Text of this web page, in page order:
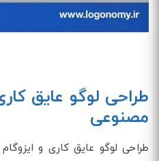
طراحی لوگو عایق
مصنوعی
طراحی لوگو عایق کاری و